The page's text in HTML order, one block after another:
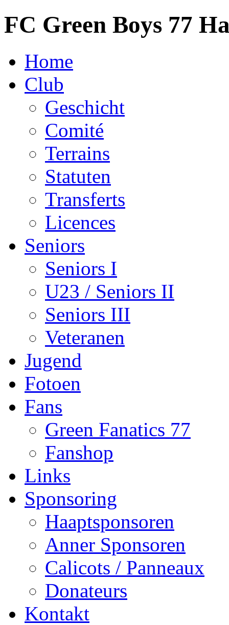
FC Green Boys 77
Home
Club
Geschicht
Comité
Terrains
Statuten
Transferts
Licences
Seniors
Seniors I
U23 / Seniors II
Seniors III
Veteranen
Jugend
Fotoen
Fans
Green Fanatics 77
Fanshop
Links
Sponsoring
Haaptsponsoren
Anner Sponsoren
Calicots / Panneaux
Donateurs
Kontakt